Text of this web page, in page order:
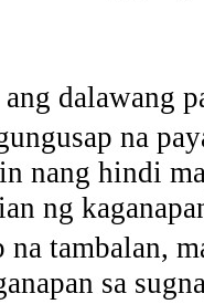
dalawang
na
nang hindi
ng
na tambalan,
sa